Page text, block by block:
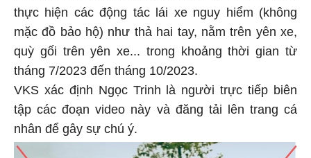
thực hiện các động tác lái xe nguy hiểm (không
mặc đồ bảo hộ) như thả hai tay, nằm trên yên xe,
quỳ gối trên yên xe... trong khoảng thời gian từ
tháng 7/2023 đến tháng 10/2023.
VKS xác định Ngọc Trinh là người trực tiếp biên
tập các đoạn video này và đăng tải lên trang cá
nhân để gây sự chú ý.